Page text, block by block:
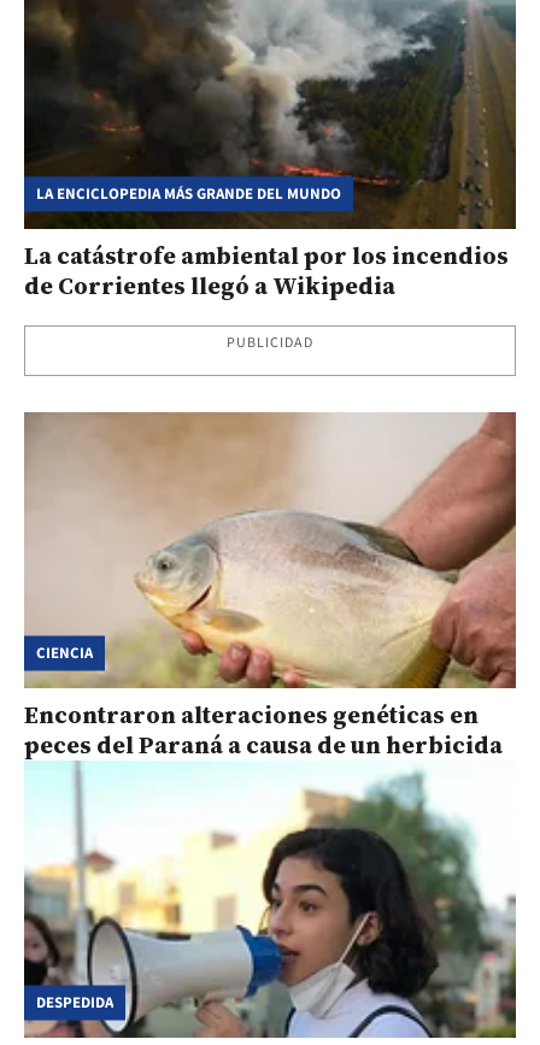
LA ENCICLOPEDIA MÁS GRANDE DEL MUNDO
La catástrofe ambiental por los incendios
de Corrientes llegó a Wikipedia
PUBLICIDAD
CIENCIA
Encontraron alteraciones genéticas en
peces del Paraná a causa de un herbicida
DESPEDIDA